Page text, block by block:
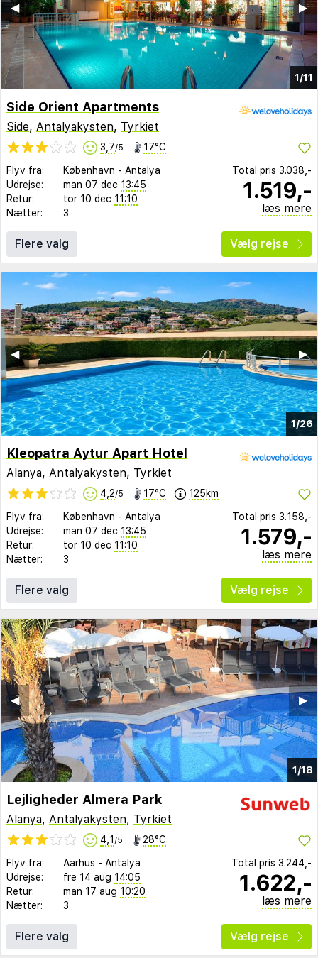
1/11
▶︎
◀︎
Side Orient Apartments
Side, Antalyakysten, Tyrkiet
3,7/5 17°C
Flyv fra: København - Antalya
Udrejse:
man 07 dec 13:45
Retur:
tor 10 dec 11:10
Nætter:
3
Total pris 3.038,-
1.519,-
læs mere
Flere valg Vælg rejse
1/26
▶︎
◀︎
Kleopatra Aytur Apart Hotel
Alanya, Antalyakysten, Tyrkiet
4,2/5 17°C 125km
Flyv fra: København - Antalya
Udrejse:
man 07 dec 13:45
Retur:
tor 10 dec 11:10
Nætter:
3
Total pris 3.158,-
1.579,-
læs mere
Flere valg Vælg rejse
1/18
▶︎
◀︎
Lejligheder Almera Park
Alanya, Antalyakysten, Tyrkiet
4,1 /5 28°C
Flyv fra: Aarhus - Antalya
Udrejse:
fre 14 aug 14:05
Retur:
man 17 aug 10:20
Nætter:
3
Total pris 3.244,-
1.622,-
læs mere
Flere valg Vælg rejse